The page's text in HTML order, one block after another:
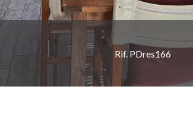
Rif. PDres166